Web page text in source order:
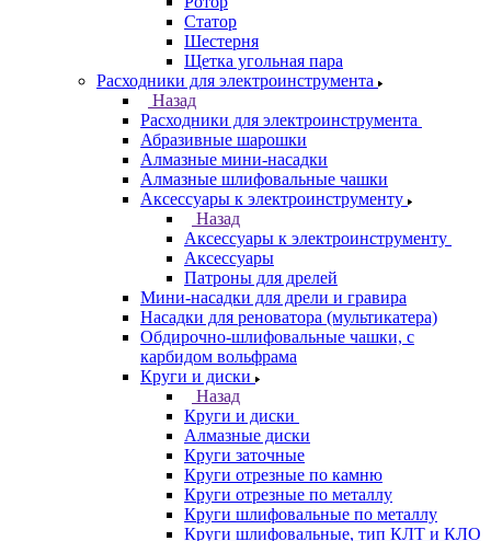
Статор
Шестерня
Щетка угольная пара
Расходники для электроинструмента
Назад
Расходники для электроинструмента
Абразивные шарошки
Алмазные мини-насадки
Алмазные шлифовальные чашки
Аксессуары к электроинструменту
Назад
Аксессуары к электроинструменту
Аксессуары
Патроны для дрелей
Мини-насадки для дрели и гравира
Насадки для реноватора (мультикатера)
Обдирочно-шлифовальные чашки, с
карбидом вольфрама
Круги и диски
Назад
Круги и диски
Алмазные диски
Круги заточные
Круги отрезные по камню
Круги отрезные по металлу
Круги шлифовальные по металлу
Круги шлифовальные, тип КЛТ и КЛО